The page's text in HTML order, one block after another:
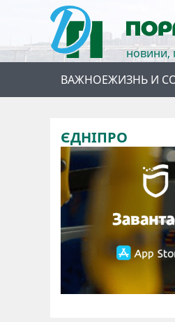
новини,
ВАЖНОЕЖИЗНЬ И
ЄДНІПРО